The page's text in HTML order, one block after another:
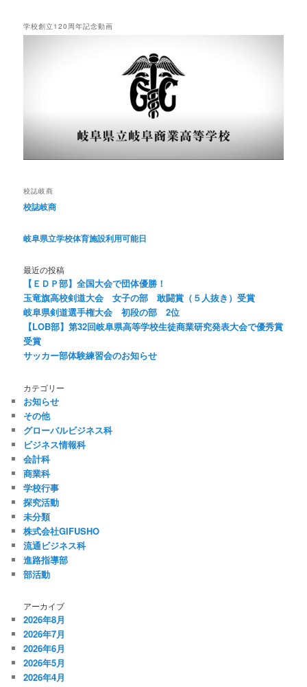
学校創立120周年記念動画
校誌岐商
校誌岐商
岐阜県立学校体育施設利用可能日
最近の投稿
【ＥＤＰ部】全国大会で団体優勝！
玉竜旗高校剣道大会 女子の部 敢闘賞（５人抜き）受賞
岐阜県剣道選手権大会 初段の部 2位
【LOB部】第32回岐阜県高等学校生徒商業研究発表大会で優秀賞
受賞
サッカー部体験練習会のお知らせ
カテゴリー
お知らせ
その他
グローバルビジネス科
ビジネス情報科
会計科
商業科
学校行事
探究活動
未分類
株式会社GIFUSHO
流通ビジネス科
進路指導部
部活動
アーカイブ
2026年8月
2026年7月
2026年6月
2026年5月
2026年4月